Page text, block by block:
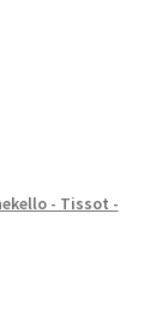
- Tissot -